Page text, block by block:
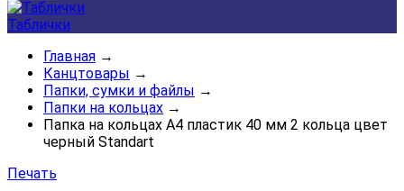
Таблички
Главная →
Канцтовары →
Папки, сумки и файлы →
Папки на кольцах →
Папка на кольцах А4 пластик 40 мм 2 кольца цвет
черный Standart
Печать